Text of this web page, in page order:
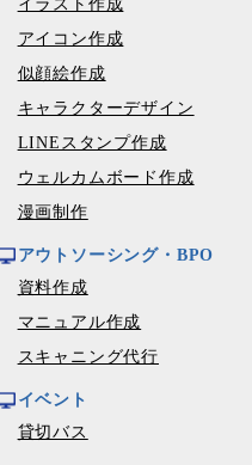
イラスト作成
アイコン作成
似顔絵作成
キャラクターデザイン
LINEスタンプ作成
ウェルカムボード作成
漫画制作
アウトソーシング・BPO
資料作成
マニュアル作成
スキャニング代行
イベント
貸切バス